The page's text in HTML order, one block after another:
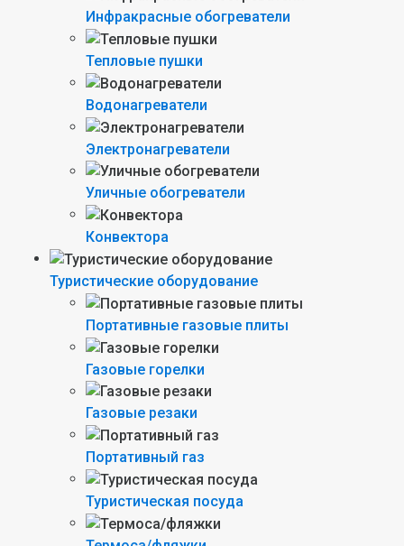
Инфракрасные обогреватели
Тепловые пушки
Водонагреватели
Электронагреватели
Уличные обогреватели
Конвектора
Туристические оборудование
Портативные газовые плиты
Газовые горелки
Газовые резаки
Портативный газ
Туристическая посуда